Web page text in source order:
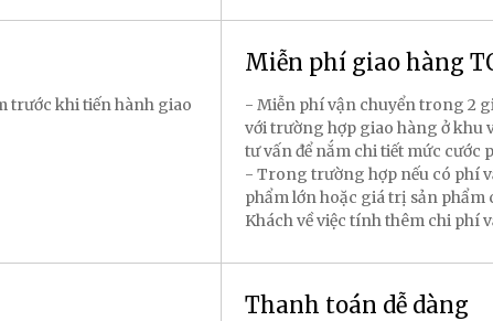
trước khi tiến hành giao
Miễn phí giao hàng
- Miễn phí vận chuyển trong 2
với trường hợp giao hàng ở khu
tư vấn để nắm chi tiết mức cước
- Trong trường hợp nếu có phí
phẩm lớn hoặc giá trị sản phẩm
Khách về việc tính thêm chi phí
Thanh toán dễ dàng